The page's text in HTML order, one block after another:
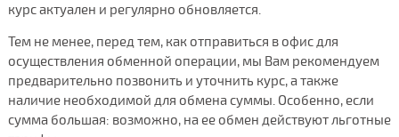
курс актуален и регулярно обновляется.
Тем не менее, перед тем, как отправиться в офис для
осуществления обменной операции, мы Вам рекомендуем
предварительно позвонить и уточнить курс, а также
наличие необходимой для обмена суммы. Особенно, если
сумма большая: возможно, на ее обмен действуют льготные